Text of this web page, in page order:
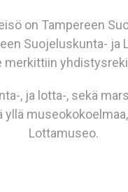
on Tampereen
Suojeluskunta-
merkittiin
, ja lotta-, sekä
Lottamuseo.